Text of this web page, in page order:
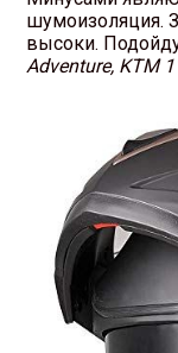
шумоизоляция.
высоки.
Adventure, KTM